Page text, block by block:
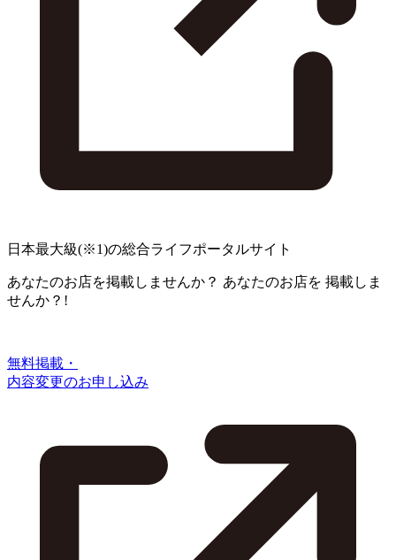
日本最大級(※1)の総合ライフポータルサイト
あなたのお店を掲載しませんか？ あなたのお店を 掲載しま
せんか？!
無料掲載・
内容変更のお申し込み